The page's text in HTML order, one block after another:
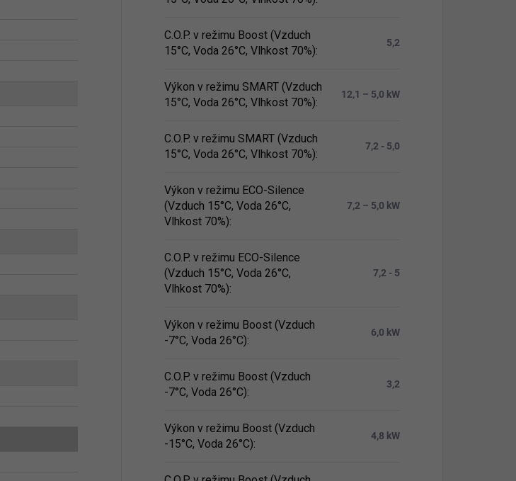
C.O.P. v režimu Boost (Vzduch
15°C, Voda 26°C, Vlhkost 70%):
5,2
Výkon v režimu SMART (Vzduch
15°C, Voda 26°C, Vlhkost 70%):
12,1 – 5,0 kW
C.O.P. v režimu SMART (Vzduch
15°C, Voda 26°C, Vlhkost 70%):
7,2 - 5,0
Výkon v režimu ECO-Silence
(Vzduch 15°C, Voda 26°C,
Vlhkost 70%):
7,2 – 5,0 kW
C.O.P. v režimu ECO-Silence
(Vzduch 15°C, Voda 26°C,
Vlhkost 70%):
7,2 - 5
Výkon v režimu Boost (Vzduch
-7°C, Voda 26°C):
6,0 kW
C.O.P. v režimu Boost (Vzduch
-7°C, Voda 26°C):
3,2
Výkon v režimu Boost (Vzduch
-15°C, Voda 26°C):
4,8 kW